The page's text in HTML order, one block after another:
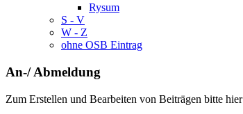
Rysum
S - V
W - Z
ohne OSB Eintrag
An-/ Abmeldung
Zum Erstellen und Bearbeiten von Beiträgen bitte